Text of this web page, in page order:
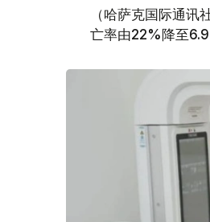
（哈萨克国际通
亡率由22%降至